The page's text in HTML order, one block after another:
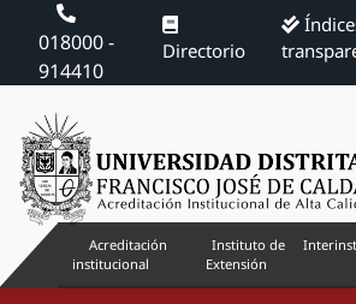
018000 -
914410
Directorio
Acreditación
institucional
Instituto de
Extensión